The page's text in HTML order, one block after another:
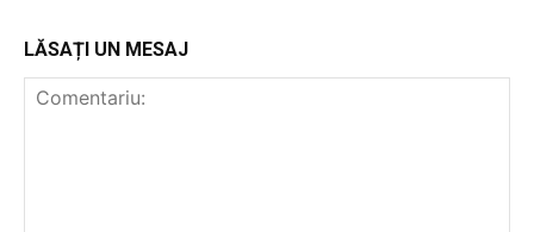
LĂSAȚI UN MESAJ